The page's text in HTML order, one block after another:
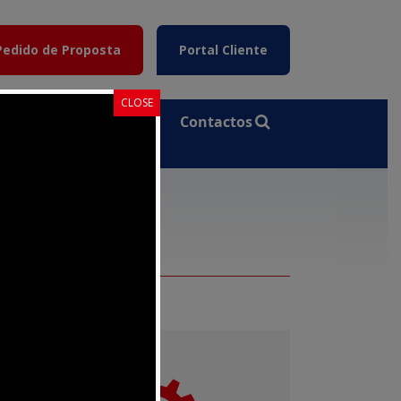
de Proposta Portal Cliente
Plataforma Contactos
CLOSE